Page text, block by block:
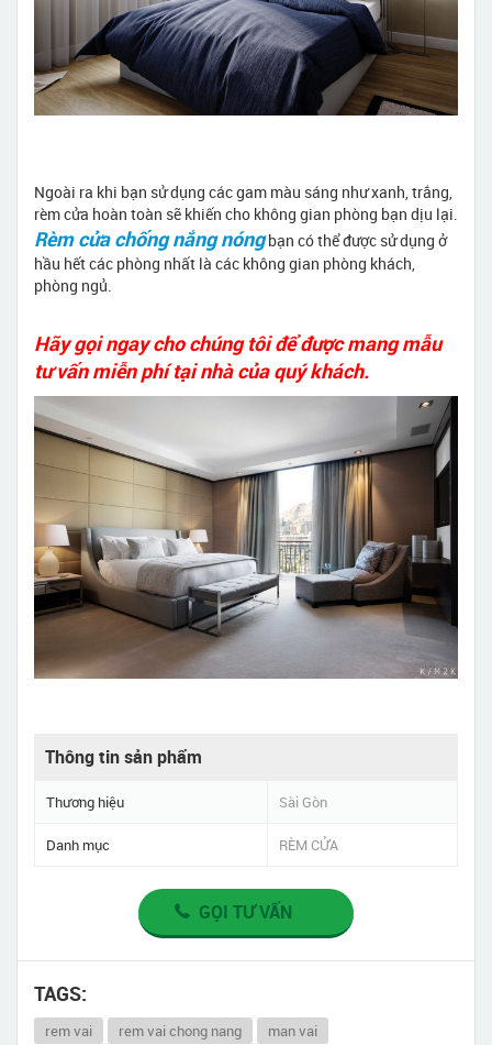
Ngoài ra khi bạn sử dụng các gam màu sáng như xanh, trắng,
rèm cửa hoàn toàn sẽ khiến cho không gian phòng bạn dịu lại.
Rèm cửa chống nắng nóngbạn có thể được sử dụng ở
hầu hết các phòng nhất là các không gian phòng khách,
phòng ngủ.
Hãy gọi ngay cho chúng tôi để được mang mẫu
tư vấn miễn phí tại nhà của quý khách.
Thông tin sản phẩm
Thương hiệu Sài Gòn
Danh mục RÈM CỬA
GỌI TƯ VẤN
TAGS:
rem vai rem vai chong nang
man vai